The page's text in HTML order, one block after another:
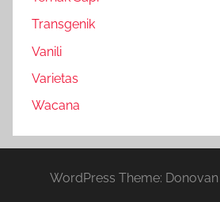
Transgenik
Vanili
Varietas
Wacana
WordPress Theme: